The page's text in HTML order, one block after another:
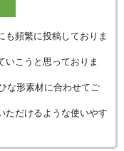
も頻繁に投稿しておりま
いこうと思っておりま
な形素材に合わせてご
ただけるような使いやす